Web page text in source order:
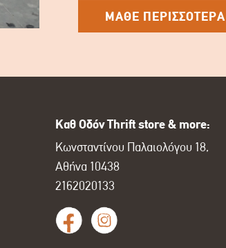
ΜΑΘΕ ΠΕΡΙΣΣΟΤΕΡΑ
Καθ Οδόν Thrift store & more:
Κωνσταντίνου Παλαιολόγου 18,
Αθήνα 10438
2162020133